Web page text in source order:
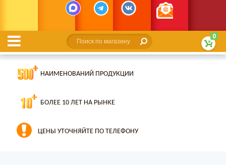
0
НАИМЕНОВАНИЙ ПРОДУКЦИИ
БОЛЕЕ 10 ЛЕТ НА РЫНКЕ
ЦЕНЫ УТОЧНЯЙТЕ ПО ТЕЛЕФОНУ